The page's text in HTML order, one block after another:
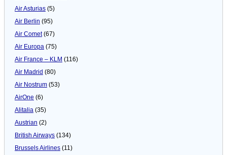
Air Asturias (5)
Air Berlin (95)
Air Comet(67)
Air Europa (75)
Air France – KLM (116)
Air Madrid (80)
Air Nostrum (53)
AirOne (6)
Alitalia (35)
Austrian (2)
British Airways (134)
Brussels Airlines (11)